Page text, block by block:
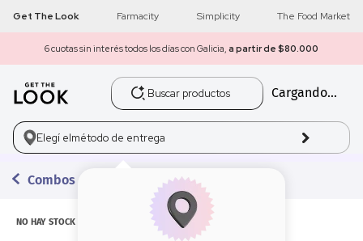
Get The Look Farmacity Simplicity The Food Market
6 cuotas sin interés todos los días con Galicia, a partir de $80.000
Buscar productos
Cargando...
Elegí elmétodo de entrega
Combos con Regalo
NO HAY STOCK
1 get the look
2 máscara pestañas
3.